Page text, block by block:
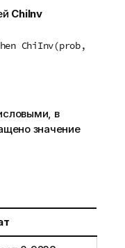
ChiInv
ChiInv(prob,
в
значение